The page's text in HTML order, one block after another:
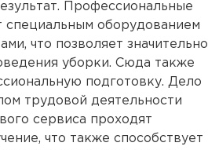
Профессиональные
специальным оборудованием
что позволяет значительно
уборки. Сюда также
подготовку. Дело
трудовой деятельности
сервиса проходят
что также способствует